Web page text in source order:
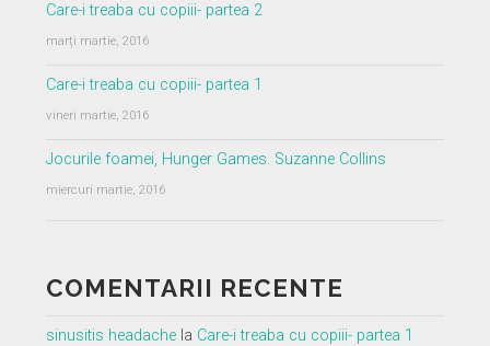
Care-i treaba cu copiii- partea 2
marți martie, 2016
Care-i treaba cu copiii- partea 1
vineri martie, 2016
Jocurile foamei, Hunger Games. Suzanne Collins
miercuri martie, 2016
COMENTARII RECENTE
sinusitis headachela Care-i treaba cu copiii- partea 1